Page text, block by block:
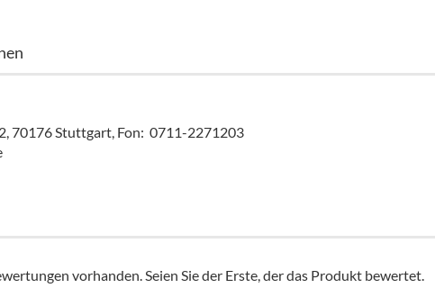
70176 Stuttgart, Fon: 0711-2271203
vorhanden. Seien Sie der Erste, der das Produkt bewertet.